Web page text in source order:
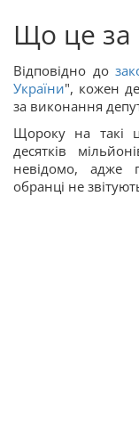
Що це за
Відповідно до
України", кожен
за виконання
Щороку на такі
десятків
невідомо, адже
обранці не